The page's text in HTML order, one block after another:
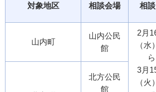
対象地区 相談会場 相談
山内町
山内公民
館
2月
（水
ら
3月
（火
北方公民
館